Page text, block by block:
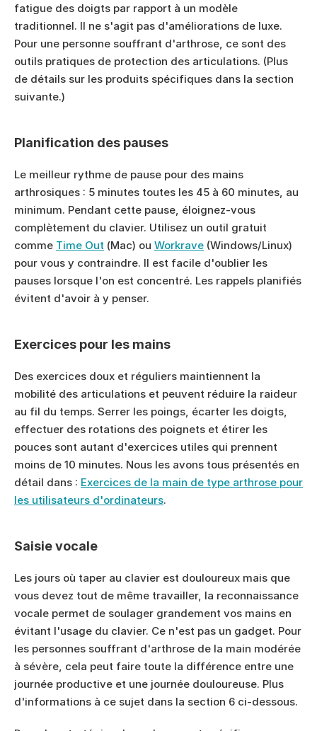
fatigue des doigts par rapport à un modèle
traditionnel. Il ne s'agit pas d'améliorations de luxe.
Pour une personne souffrant d'arthrose, ce sont des
outils pratiques de protection des articulations. (Plus
de détails sur les produits spécifiques dans la section
suivante.)
Planification des pauses
Le meilleur rythme de pause pour des mains
arthrosiques : 5 minutes toutes les 45 à 60 minutes, au
minimum. Pendant cette pause, éloignez-vous
complètement du clavier. Utilisez un outil gratuit
comme Time Out (Mac) ou Workrave (Windows/Linux)
pour vous y contraindre. Il est facile d'oublier les
pauses lorsque l'on est concentré. Les rappels planifiés
évitent d'avoir à y penser.
Exercices pour les mains
Des exercices doux et réguliers maintiennent la
mobilité des articulations et peuvent réduire la raideur
au fil du temps. Serrer les poings, écarter les doigts,
effectuer des rotations des poignets et étirer les
pouces sont autant d'exercices utiles qui prennent
moins de 10 minutes. Nous les avons tous présentés en
détail dans : Exercices de la main de type arthrose pour
les utilisateurs d'ordinateurs.
Saisie vocale
Les jours où taper au clavier est douloureux mais que
vous devez tout de même travailler, la reconnaissance
vocale permet de soulager grandement vos mains en
évitant l'usage du clavier. Ce n'est pas un gadget. Pour
les personnes souffrant d'arthrose de la main modérée
à sévère, cela peut faire toute la différence entre une
journée productive et une journée douloureuse. Plus
d'informations à ce sujet dans la section 6 ci-dessous.